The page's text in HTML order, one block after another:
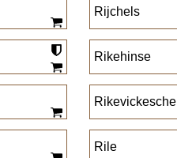
Rijchels
Rikehinse
Rikevickesche
Rile